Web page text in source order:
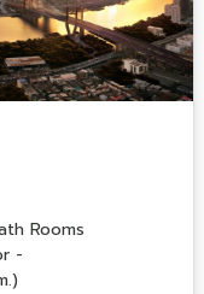
Rooms
-